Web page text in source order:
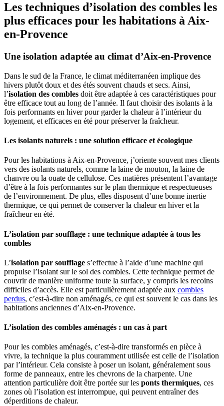
Les techniques d’isolation des combles les
plus efficaces pour les habitations à Aix-
en-Provence
Une isolation adaptée au climat d’Aix-en-Provence
Dans le sud de la France, le climat méditerranéen implique des
hivers plutôt doux et des étés souvent chauds et secs. Ainsi,
l’isolation des combles doit être adaptée à ces caractéristiques pour
être efficace tout au long de l’année. Il faut choisir des isolants à la
fois performants en hiver pour garder la chaleur à l’intérieur du
logement, et efficaces en été pour préserver la fraîcheur.
Les isolants naturels : une solution efficace et écologique
Pour les habitations à Aix-en-Provence, j’oriente souvent mes clients
vers des isolants naturels, comme la laine de mouton, la laine de
chanvre ou la ouate de cellulose. Ces matières présentent l’avantage
d’être à la fois performantes sur le plan thermique et respectueuses
de l’environnement. De plus, elles disposent d’une bonne inertie
thermique, ce qui permet de conserver la chaleur en hiver et la
fraîcheur en été.
L’isolation par soufflage : une technique adaptée à tous les
combles
L’isolation par soufflage s’effectue à l’aide d’une machine qui
propulse l’isolant sur le sol des combles. Cette technique permet de
couvrir de manière uniforme toute la surface, y compris les recoins
difficiles d’accès. Elle est particulièrement adaptée aux combles
perdus, c’est-à-dire non aménagés, ce qui est souvent le cas dans les
habitations anciennes d’Aix-en-Provence.
L’isolation des combles aménagés : un cas à part
Pour les combles aménagés, c’est-à-dire transformés en pièce à
vivre, la technique la plus couramment utilisée est celle de l’isolation
par l’intérieur. Cela consiste à poser un isolant, généralement sous
forme de panneaux, entre les chevrons de la charpente. Une
attention particulière doit être portée sur les ponts thermiques, ces
zones où l’isolation est interrompue, qui peuvent entraîner des
déperditions de chaleur.